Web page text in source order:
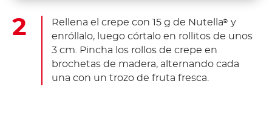
Rellena el crepe con 15 g de Nutella® y
enróllalo, luego córtalo en rollitos de unos
3 cm. Pincha los rollos de crepe en
brochetas de madera, alternando cada
una con un trozo de fruta fresca.